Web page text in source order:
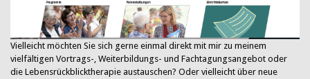
Vielleicht möchten Sie sich gerne einmal direkt mit mir zu meinem
vielfältigen Vortrags-, Weiterbildungs- und Fachtagungsangebot oder
die Lebensrückblicktherapie austauschen? Oder vielleicht über neue